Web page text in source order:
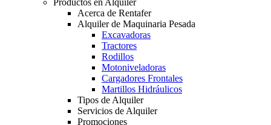
Productos en Alquiler
Acerca de Rentafer
Alquiler de Maquinaria Pesada
Excavadoras
Tractores
Rodillos
Motoniveladoras
Cargadores Frontales
Martillos Hidráulicos
Tipos de Alquiler
Servicios de Alquiler
Promociones